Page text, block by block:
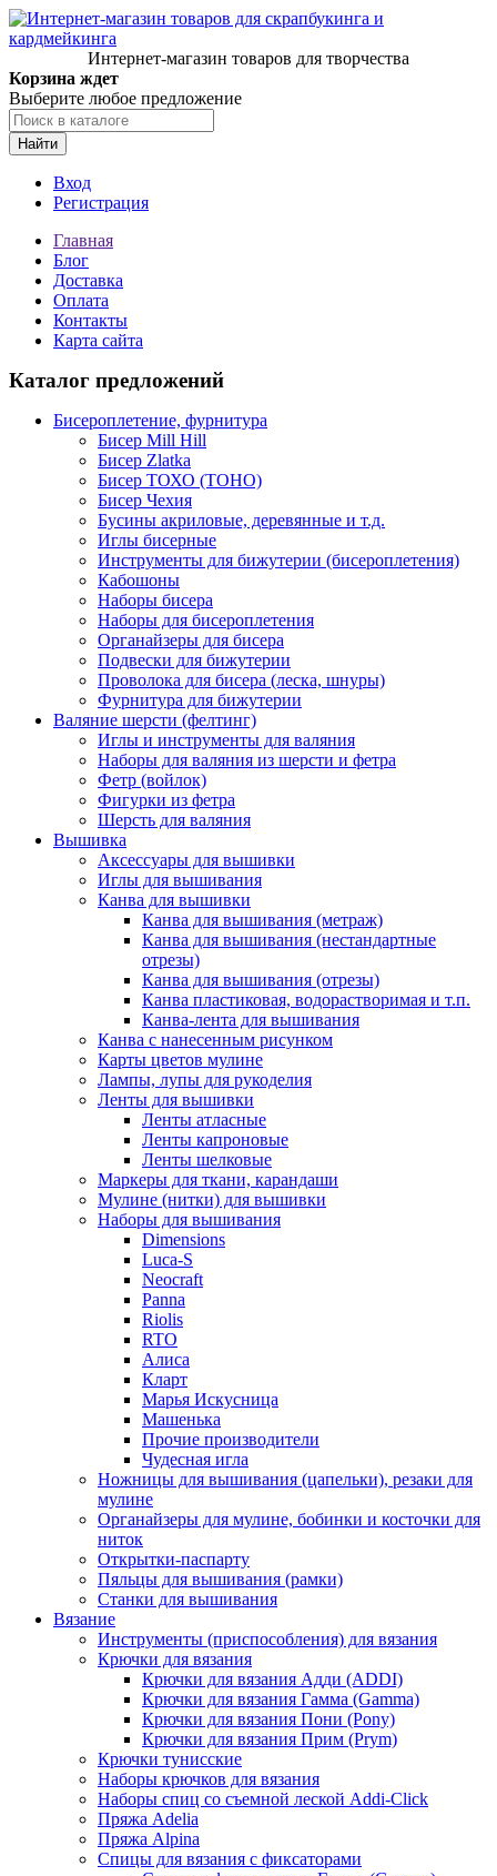
Интернет-магазин товаров для творчества
Корзина ждет
Выберите любое предложение
Найти
Вход
Регистрация
Главная
Блог
Доставка
Оплата
Контакты
Карта сайта
Каталог предложений
Бисероплетение, фурнитура
Бисер Mill Hill
Бисер Zlatka
Бисер ТОХО (TOHO)
Бисер Чехия
Бусины акриловые, деревянные и т.д.
Иглы бисерные
Инструменты для бижутерии (бисероплетения)
Кабошоны
Наборы бисера
Наборы для бисероплетения
Органайзеры для бисера
Подвески для бижутерии
Проволока для бисера (леска, шнуры)
Фурнитура для бижутерии
Валяние шерсти (фелтинг)
Иглы и инструменты для валяния
Наборы для валяния из шерсти и фетра
Фетр (войлок)
Фигурки из фетра
Шерсть для валяния
Вышивка
Аксессуары для вышивки
Иглы для вышивания
Канва для вышивки
Канва для вышивания (метраж)
Канва для вышивания (нестандартные
отрезы)
Канва для вышивания (отрезы)
Канва пластиковая, водорастворимая и т.п.
Канва-лента для вышивания
Канва с нанесенным рисунком
Карты цветов мулине
Лампы, лупы для рукоделия
Ленты для вышивки
Ленты атласные
Ленты капроновые
Ленты шелковые
Маркеры для ткани, карандаши
Мулине (нитки) для вышивки
Наборы для вышивания
Dimensions
Luca-S
Neocraft
Panna
Riolis
RTO
Алиса
Кларт
Марья Искусница
Машенька
Прочие производители
Чудесная игла
Ножницы для вышивания (цапельки), резаки для
мулине
Органайзеры для мулине, бобинки и косточки для
ниток
Открытки-паспарту
Пяльцы для вышивания (рамки)
Станки для вышивания
Вязание
Инструменты (приспособления) для вязания
Крючки для вязания
Крючки для вязания Адди (ADDI)
Крючки для вязания Гамма (Gamma)
Крючки для вязания Пони (Pony)
Крючки для вязания Прим (Prym)
Крючки тунисские
Наборы крючков для вязания
Наборы спиц со съемной леской Addi-Click
Пряжа Adelia
Пряжа Alpina
Спицы для вязания с фиксаторами